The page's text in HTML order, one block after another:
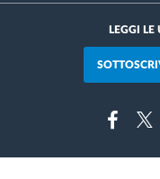
LEGGI
Facebook